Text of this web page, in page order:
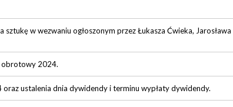
w wezwaniu ogłoszonym przez Łukasza Ćwieka, Jarosława
obrotowy 2024.
ustalenia dnia dywidendy i terminu wypłaty dywidendy.